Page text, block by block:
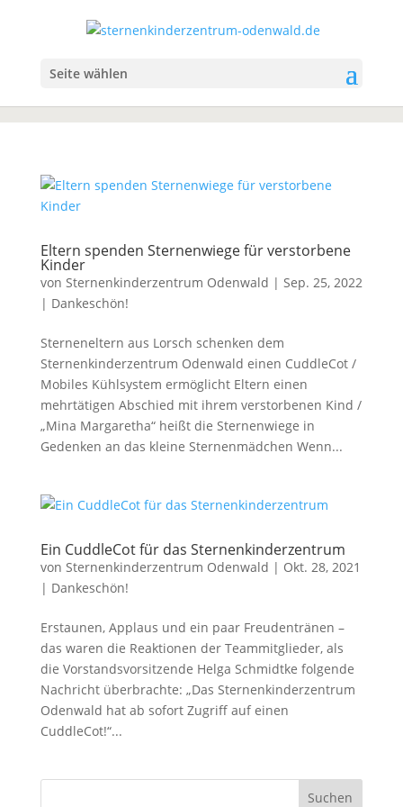
Seite wählen
Eltern spenden Sternenwiege für verstorbene
Kinder
von Sternenkinderzentrum Odenwald | Sep. 25, 2022
| Dankeschön!
Sterneneltern aus Lorsch schenken dem
Sternenkinderzentrum Odenwald einen CuddleCot /
Mobiles Kühlsystem ermöglicht Eltern einen
mehrtätigen Abschied mit ihrem verstorbenen Kind /
„Mina Margaretha“ heißt die Sternenwiege in
Gedenken an das kleine Sternenmädchen Wenn...
Ein CuddleCot für das Sternenkinderzentrum
von Sternenkinderzentrum Odenwald | Okt. 28, 2021
| Dankeschön!
Erstaunen, Applaus und ein paar Freudentränen –
das waren die Reaktionen der Teammitglieder, als
die Vorstandsvorsitzende Helga Schmidtke folgende
Nachricht überbrachte: „Das Sternenkinderzentrum
Odenwald hat ab sofort Zugriff auf einen
CuddleCot!“...